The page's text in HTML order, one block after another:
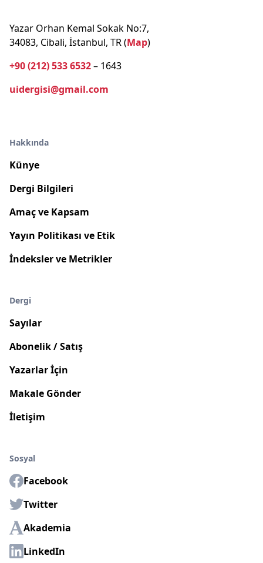
Yazar Orhan Kemal Sokak No:7,
34083, Cibali, İstanbul, TR (Map)
+90 (212) 533 6532– 1643
uidergisi@gmail.com
Hakkında
Künye
Dergi Bilgileri
Amaç ve Kapsam
Yayın Politikası ve Etik
İndeksler ve Metrikler
Dergi
Sayılar
Abonelik / Satış
Yazarlar İçin
Makale Gönder
İletişim
Sosyal
Facebook
Twitter
Akademia
LinkedIn